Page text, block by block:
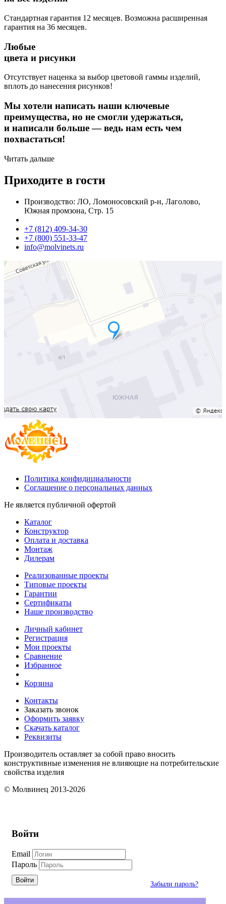
Стандартная гарантия 12 месяцев. Возможна расширенная
гарантия на 36 месяцев.
Любые
цвета и рисунки
Отсутствует наценка за выбор цветовой гаммы изделий,
вплоть до нанесения рисунков!
Мы хотели написать наши ключевые
преимущества, но не смогли удержаться,
и написали больше — ведь нам есть чем
похвастаться!
Читать дальше
Приходите в гости
Производство: ЛО, Ломоносовский р-н, Лаголово,
Южная промзона, Стр. 15
+7 (812) 409-34-30
+7 (800) 551-33-47
info@molvinets.ru
Политика конфидициальности
Соглашение о персональных данных
Не является публичной офертой
Каталог
Конструктор
Оплата и доставка
Монтаж
Дилерам
Реализованные проекты
Типовые проекты
Гарантии
Сертификаты
Наше производство
Личный кабинет
Регистрация
Мои проекты
Сравнение
Избранное
Корзина
Контакты
Заказать звонок
Оформить заявку
Скачать каталог
Реквизиты
Производитель оставляет за собой право вносить
конструктивные изменения не влияющие на потребительские
свойства изделия
© Молвинец 2013-2026
Войти
Email
Пароль
Войти
Забыли пароль?